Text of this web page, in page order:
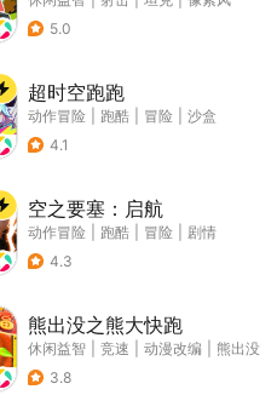
5.0
超时空跑跑
动作冒险 跑酷 冒险
沙盒
4.1
空之要塞：启航
动作冒险 跑酷 冒险
剧情
4.3
熊出没之熊大快跑
休闲益智 竞速 动漫改编
熊出没
3.8